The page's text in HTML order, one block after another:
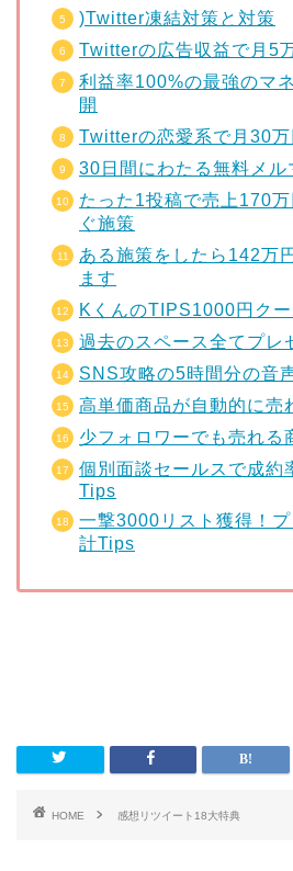
)Twitter凍結対策と対策
Twitterの広告収益で月5
利益率100%の最強のマ
開
Twitterの恋愛系で月30
30日間にわたる無料メル
たった1投稿で売上170
ぐ施策
ある施策をしたら142万
ます
KくんのTIPS1000円ク
過去のスペース全てプレ
SNS攻略の5時間分の音
高単価商品が自動的に売
少フォロワーでも売れる
個別面談セールスで成約
Tips
一撃3000リスト獲得！
計Tips
HOME 感想リツイート18大特典